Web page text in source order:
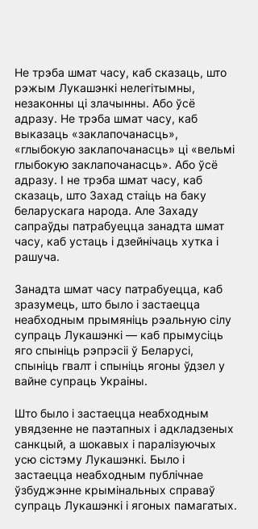
Не трэба шмат часу, каб сказаць, што
рэжым Лукашэнкі нелегітымны,
незаконны ці злачынны. Або ўсё
адразу. Не трэба шмат часу, каб
выказаць «заклапочанасць»,
«глыбокую заклапочанасць» ці «вельмі
глыбокую заклапочанасць». Або ўсё
адразу. І не трэба шмат часу, каб
сказаць, што Захад стаіць на баку
беларускага народа. Але Захаду
сапраўды патрабуецца занадта шмат
часу, каб устаць і дзейнічаць хутка і
рашуча.
Занадта шмат часу патрабуецца, каб
зразумець, што было і застаецца
неабходным прымяніць рэальную сілу
супраць Лукашэнкі — каб прымусіць
яго спыніць рэпрэсіі ў Беларусі,
спыніць гвалт і спыніць ягоны ўдзел у
вайне супраць Украіны.
Што было і застаецца неабходным
увядзенне не паэтапных і адкладзеных
санкцый, а шокавых і паралізуючых
усю сістэму Лукашэнкі. Было і
застаецца неабходным публічнае
ўзбуджэнне крымінальных справаў
супраць Лукашэнкі і ягоных памагатых.